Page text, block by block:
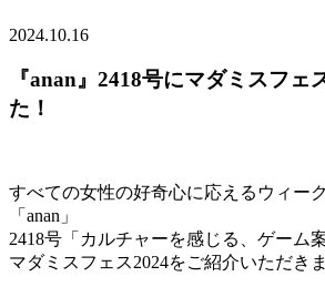
2024.10.16
『anan』2418号にマダミスフェ
た！
すべての女性の好奇心に応えるウィー
「anan」
2418号「カルチャーを感じる、ゲーム
マダミスフェス2024をご紹介いただき